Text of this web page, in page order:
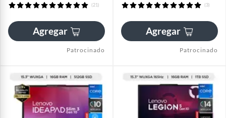
(21)
Agregar
Patrocinado
(3)
Agregar
Patrocinado